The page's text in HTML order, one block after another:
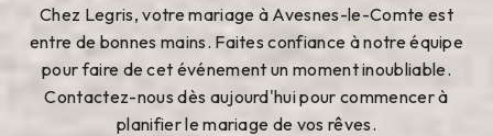
Chez Legris, votre mariage à Avesnes-le-Comte est
entre de bonnes mains. Faites confiance à notre équipe
pour faire de cet événement un moment inoubliable.
Contactez-nous dès aujourd'hui pour commencer à
planifier le mariage de vos rêves.